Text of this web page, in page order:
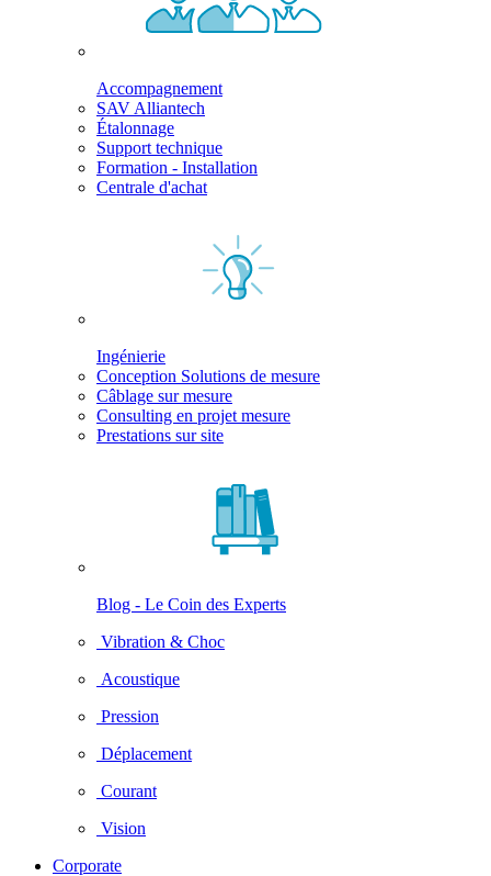
Accompagnement
SAV Alliantech
Étalonnage
Support technique
Formation - Installation
Centrale d'achat
Ingénierie
Conception Solutions de mesure
Câblage sur mesure
Consulting en projet mesure
Prestations sur site
Blog - Le Coin des Experts
Vibration & Choc
Acoustique
Pression
Déplacement
Courant
Vision
Corporate